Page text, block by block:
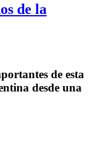
de la
de esta
desde una